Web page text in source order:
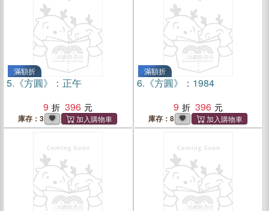
滿額折
5. 《方圓》：正午
9
396
庫存：3
滿額折
6. 《方圓》：1984
9
396
庫存：8